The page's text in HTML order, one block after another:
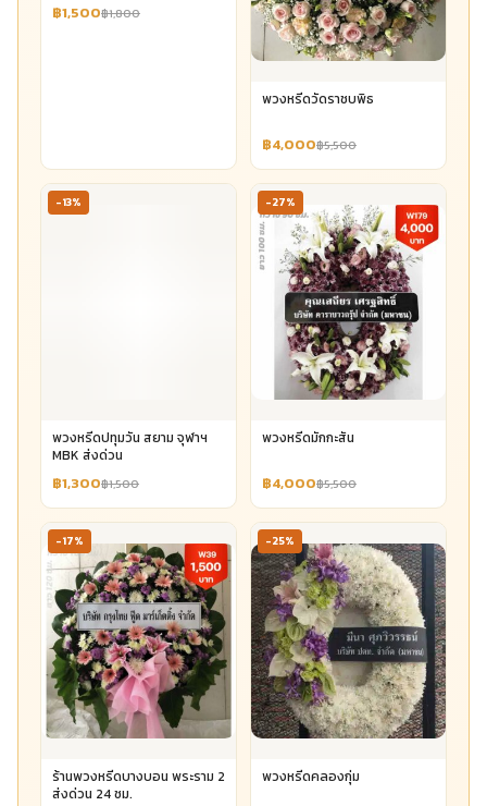
฿1,500฿1,800
พวงหรีดวัดราชบพิธ
฿4,000฿5,500
-13%
พวงหรีดปทุมวัน สยาม จุฬาฯ
MBK ส่งด่วน
฿1,300฿1,500
-27%
พวงหรีดมักกะสัน
฿4,000฿5,500
-17%
ร้านพวงหรีดบางบอน พระราม 2
ส่งด่วน 24 ชม.
-25%
พวงหรีดคลองกุ่ม